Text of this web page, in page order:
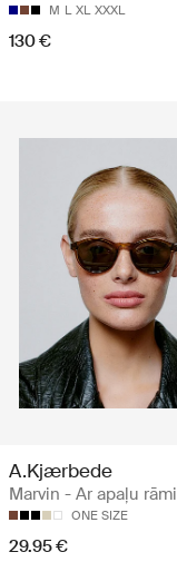
M L XL XXXL
130 €
A.Kjærbede
Marvin - Ar apaļu rāmi
ONE SIZE
29.95 €